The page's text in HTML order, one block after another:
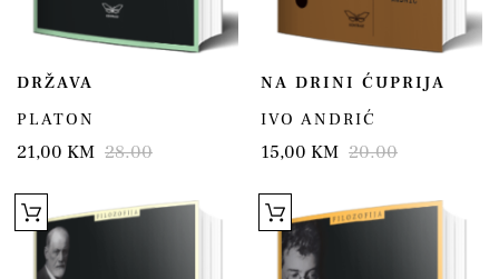
DRŽAVA
PLATON
21,00 KM 28.00
NA DRINI ĆUPRIJA
IVO ANDRIĆ
15,00 KM 20.00